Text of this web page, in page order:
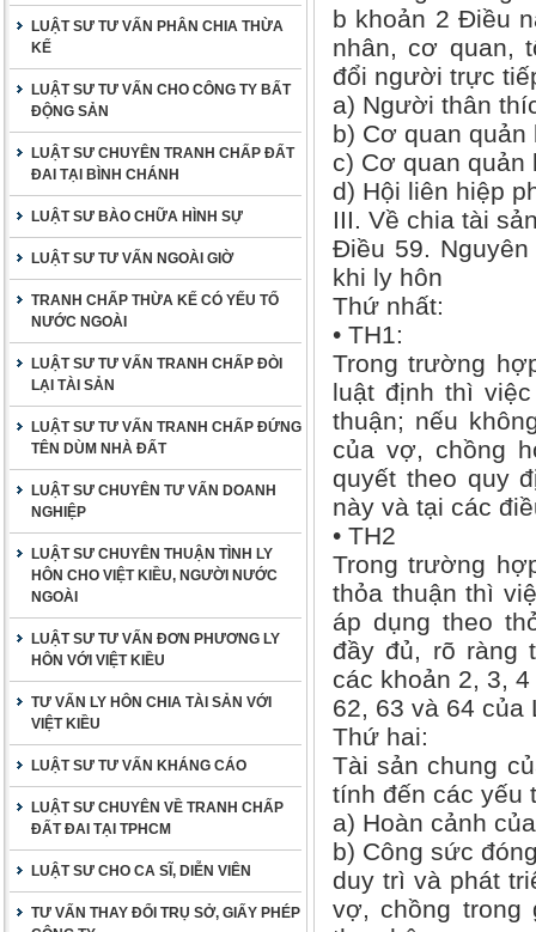
LUẬT SƯ TƯ VẤN PHÂN CHIA THỪA
KẾ
LUẬT SƯ TƯ VẤN CHO CÔNG TY BẤT
ĐỘNG SẢN
LUẬT SƯ CHUYÊN TRANH CHẤP ĐẤT
ĐAI TẠI BÌNH CHÁNH
LUẬT SƯ BÀO CHỮA HÌNH SỰ
LUẬT SƯ TƯ VẤN NGOÀI GIỜ
TRANH CHẤP THỪA KẾ CÓ YẾU TỐ
NƯỚC NGOÀI
LUẬT SƯ TƯ VẤN TRANH CHẤP ĐÒI
LẠI TÀI SẢN
LUẬT SƯ TƯ VẤN TRANH CHẤP ĐỨNG
TÊN DÙM NHÀ ĐẤT
LUẬT SƯ CHUYÊN TƯ VẤN DOANH
NGHIỆP
LUẬT SƯ CHUYÊN THUẬN TÌNH LY
HÔN CHO VIỆT KIỀU, NGƯỜI NƯỚC
NGOÀI
LUẬT SƯ TƯ VẤN ĐƠN PHƯƠNG LY
HÔN VỚI VIỆT KIỀU
TƯ VẤN LY HÔN CHIA TÀI SẢN VỚI
VIỆT KIỀU
LUẬT SƯ TƯ VẤN KHÁNG CÁO
LUẬT SƯ CHUYÊN VỀ TRANH CHẤP
ĐẤT ĐAI TẠI TPHCM
LUẬT SƯ CHO CA SĨ, DIỄN VIÊN
TƯ VẤN THAY ĐỔI TRỤ SỞ, GIẤY PHÉP
b khoản 2 Điều
nhân, cơ quan,
đổi người trực
a) Người thân
b) Cơ quan
c) Cơ quan
d) Hội liên hiệp
III. Về chia tài
Điều 59.
khi ly hôn
Thứ nhất:
• TH1:
Trong trường
luật định thì
thuận; nếu
của vợ, chồng
quyết theo quy
này và tại các
• TH2
Trong trường
thỏa thuận thì
áp dụng theo
đầy đủ, rõ ràng
các khoản 2, 3,
62, 63 và 64 của
Thứ hai:
Tài sản chung
tính đến các yếu
a) Hoàn cảnh
b) Công sức
duy trì và phát
vợ, chồng